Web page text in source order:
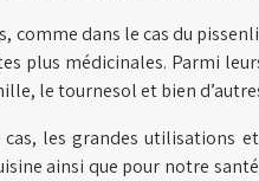
dans le cas du
plus médicinales. Parmi
le tournesol et bien
les grandes utilisations
ainsi que pour notre